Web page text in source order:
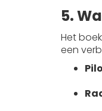
5.
Het
een